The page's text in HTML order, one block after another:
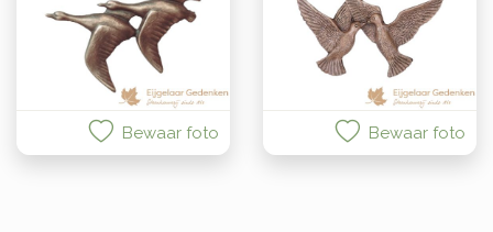
Bewaar foto Bewaar foto